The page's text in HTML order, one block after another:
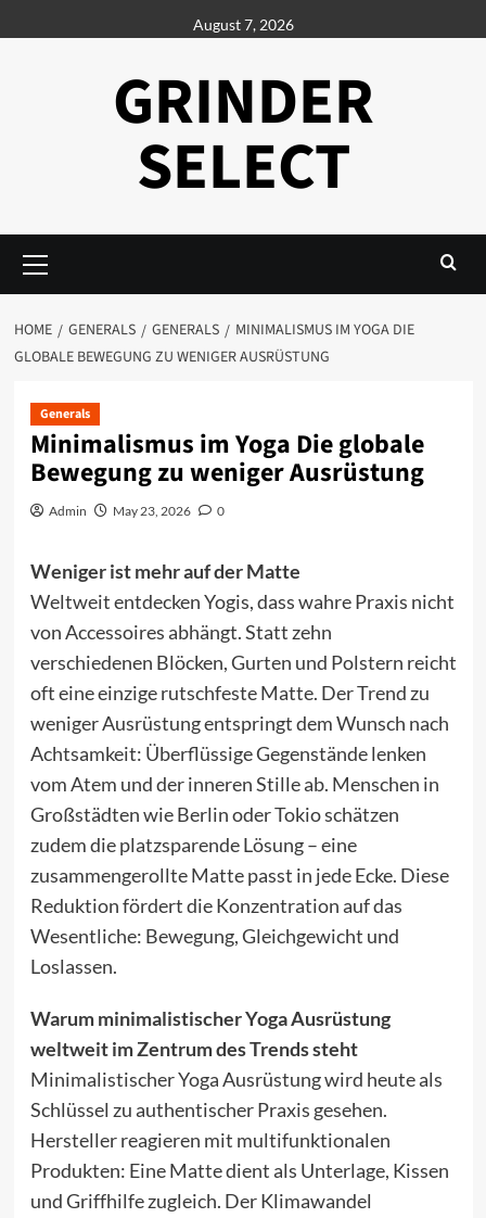
to
August 7, 2026
GRINDER
SELECT
Menu
HOME GENERALS GENERALS
MINIMALISMUS IM YOGA DIE
GLOBALE BEWEGUNG ZU WENIGER AUSRÜSTUNG
Generals
Minimalismus im Yoga Die globale
Bewegung zu weniger Ausrüstung
Admin May 23, 2026 0
Weniger ist mehr auf der Matte
Weltweit entdecken Yogis, dass wahre Praxis nicht
von Accessoires abhängt. Statt zehn
verschiedenen Blöcken, Gurten und Polstern reicht
oft eine einzige rutschfeste Matte. Der Trend zu
weniger Ausrüstung entspringt dem Wunsch nach
Achtsamkeit: Überflüssige Gegenstände lenken
vom Atem und der inneren Stille ab. Menschen in
Großstädten wie Berlin oder Tokio schätzen
zudem die platzsparende Lösung – eine
zusammengerollte Matte passt in jede Ecke. Diese
Reduktion fördert die Konzentration auf das
Wesentliche: Bewegung, Gleichgewicht und
Loslassen.
Warum minimalistischer Yoga Ausrüstung
weltweit im Zentrum des Trends steht
Minimalistischer Yoga Ausrüstung wird heute als
Schlüssel zu authentischer Praxis gesehen.
Hersteller reagieren mit multifunktionalen
Produkten: Eine Matte dient als Unterlage, Kissen
und Griffhilfe zugleich. Der Klimawandel